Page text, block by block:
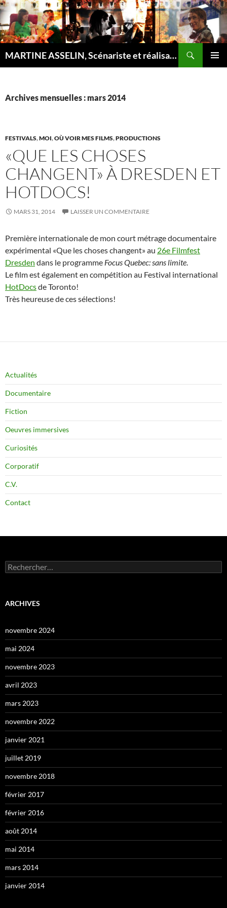
MARTINE ASSELIN, Scénariste et réalisatrice
Archives mensuelles : mars 2014
FESTIVALS,MOI,OÙ VOIR MES FILMS,PRODUCTIONS
«QUE LES CHOSES
CHANGENT» À DRESDEN ET
HOTDOCS!
MARS 31, 2014 LAISSER UN COMMENTAIRE
Première internationale de mon court métrage documentaire
expérimental «Que les choses changent» au 26e Filmfest
Dresden dans le programme Focus Quebec: sans limite.
Le film est également en compétition au Festival international
HotDocsde Toronto!
Très heureuse de ces sélections!
Actualités
Documentaire
Fiction
Oeuvres immersives
Curiosités
Corporatif
C.V.
Contact
Rechercher :
ARCHIVES
novembre 2024
mai 2024
novembre 2023
avril 2023
mars 2023
novembre 2022
janvier 2021
juillet 2019
novembre 2018
février 2017
février 2016
août 2014
mai 2014
mars 2014
janvier 2014